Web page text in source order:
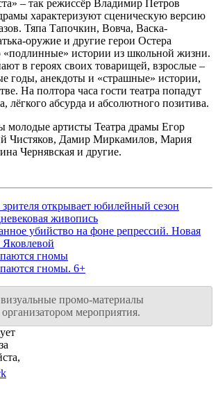
– так режиссёр Владимир Петров
характеризуют сценическую версию
Тяпа Тапочкин, Вовча, Васка-
оружие и другие герои Остера
«подлинные» истории из школьной жизни.
в героях своих товарищей, взрослые –
годы, анекдоты и «страшные» истории,
На полтора часа гости театра попадут
лёгкого абсурда и абсолютного позитива.
молодые артисты Театра драмы Егор
Чистяков, Дамир Миркамилов, Мария
Чернявская и другие.
открывает юбилейный сезон
живопись
убийство на фоне репрессий. Новая
гномы
гномы. 6+
промо-материалы
мероприятия.